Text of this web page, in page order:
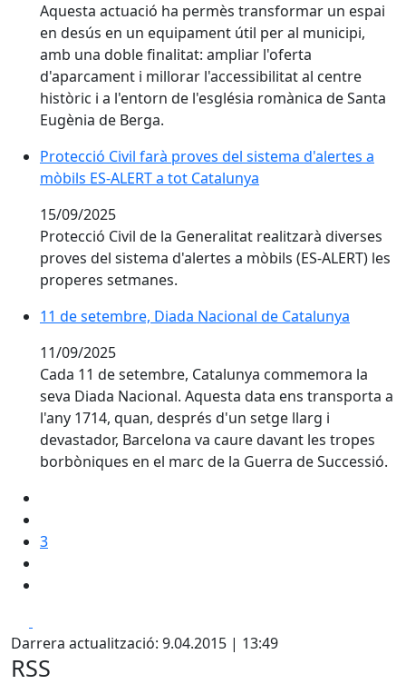
Aquesta actuació ha permès transformar un espai
en desús en un equipament útil per al municipi,
amb una doble finalitat: ampliar l'oferta
d'aparcament i millorar l'accessibilitat al centre
històric i a l'entorn de l'església romànica de Santa
Eugènia de Berga.
Protecció Civil farà proves del sistema d'alertes a
Protecció Civil farà proves del sistema d'alertes a
mòbils ES-ALERT a tot Catalunya
15/09/2025
Protecció Civil de la Generalitat realitzarà diverses
proves del sistema d'alertes a mòbils (ES-ALERT) les
properes setmanes.
11 de setembre, Diada Nacional de Catalunya
11 de setembre, Diada Nacional de Catalunya
11/09/2025
Cada 11 de setembre, Catalunya commemora la
seva Diada Nacional. Aquesta data ens transporta a
l'any 1714, quan, després d'un setge llarg i
devastador, Barcelona va caure davant les tropes
borbòniques en el marc de la Guerra de Successió.
3
Darrera actualització: 9.04.2015 | 13:49
RSS